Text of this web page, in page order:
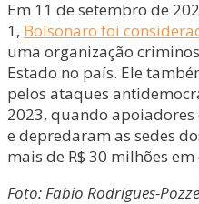
Em 11 de setembro de
1, Bolsonaro foi
uma organização
Estado no país. Ele
pelos ataques
2023, quando
e depredaram as sedes
mais de R$ 30 milhões
Foto: Fabio Rodrigues-